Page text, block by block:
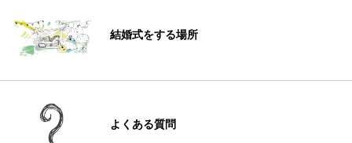
結婚式をする場所
よくある質問